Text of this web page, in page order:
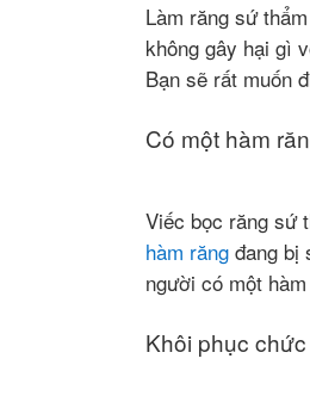
Làm răng sứ
không gây hại gì
Bạn sẽ rất muốn
Có một hàm
Viếc bọc răng sứ
hàm răng đang bị
người có một
Khôi phục